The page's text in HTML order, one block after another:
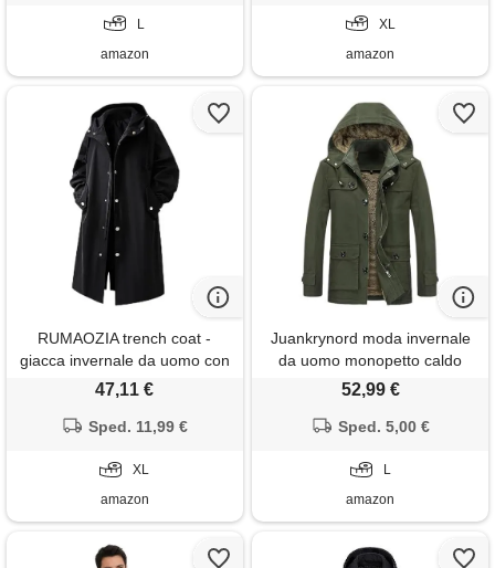
L
amazon
, xlXL
amazon
RUMAOZIA trench coat -
giacca invernale da uomo con
cappuccio e tasche in pile
giacca invernale in pile,
invernale da uomo, nero , xl
47,11 €
Sped. 11,99 €
XL
amazon
Juankrynord moda invernale
da uomo monopetto caldo
con cappuccio lungo trench
foderato in pile giacca da
verde, l)
52,99 €
Sped. 5,00 €
L
amazon